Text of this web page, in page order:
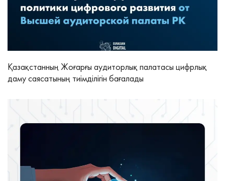
Қазақстанның Жоғарғы аудиторлық палатасы цифрлық
даму саясатының тиімділігін бағалады